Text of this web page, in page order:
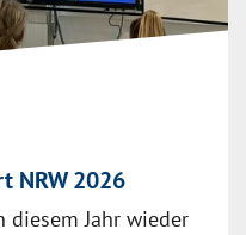
NRW 2026
diesem Jahr wieder